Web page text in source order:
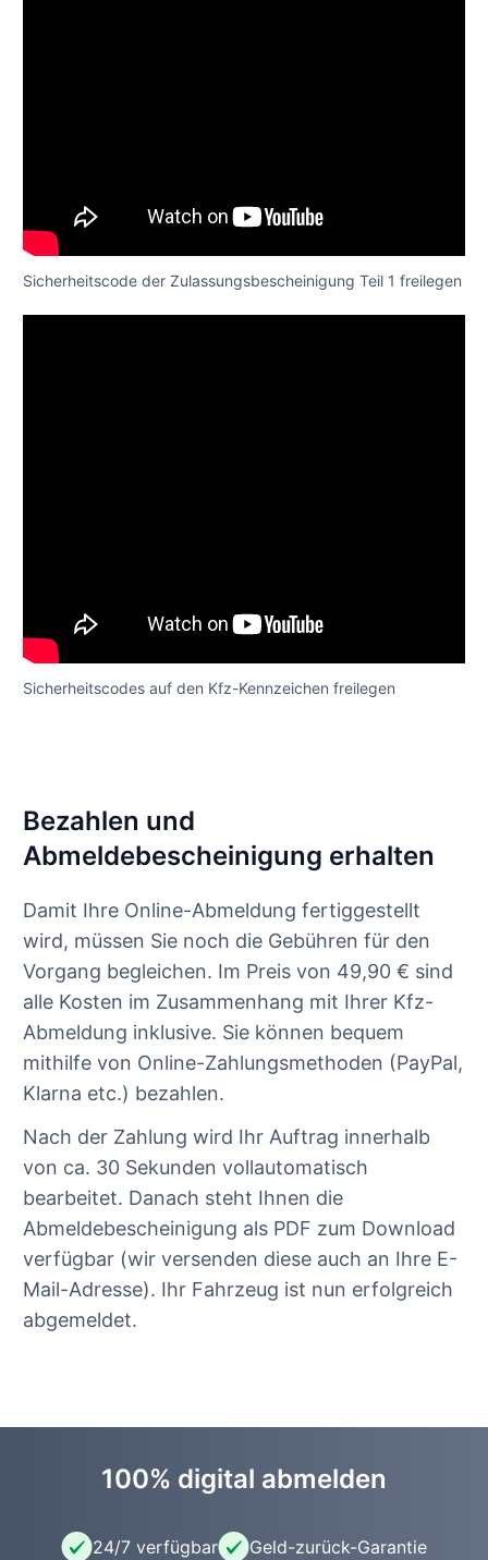
Sicherheitscode der Zulassungsbescheinigung Teil 1 freilegen
Sicherheitscodes auf den Kfz-Kennzeichen freilegen
Bezahlen und
Abmeldebescheinigung erhalten
Damit Ihre Online-Abmeldung fertiggestellt
wird, müssen Sie noch die Gebühren für den
Vorgang begleichen. Im Preis von 49,90 € sind
alle Kosten im Zusammenhang mit Ihrer Kfz-
Abmeldung inklusive. Sie können bequem
mithilfe von Online-Zahlungsmethoden (PayPal,
Klarna etc.) bezahlen.
Nach der Zahlung wird Ihr Auftrag innerhalb
von ca. 30 Sekunden vollautomatisch
bearbeitet. Danach steht Ihnen die
Abmeldebescheinigung als PDF zum Download
verfügbar (wir versenden diese auch an Ihre E-
Mail-Adresse). Ihr Fahrzeug ist nun erfolgreich
abgemeldet.
100% digital abmelden
24/7 verfügbar Geld-zurück-Garantie